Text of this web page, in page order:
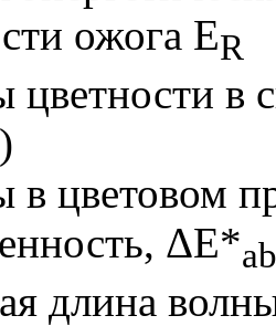
ожога ER
цветности
в цветовом
ΔE*ab
длина